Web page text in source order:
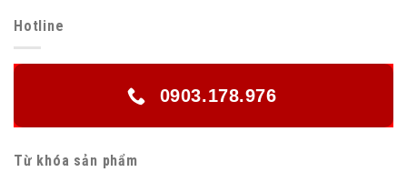
Hotline
0903.178.976
Từ khóa sản phẩm